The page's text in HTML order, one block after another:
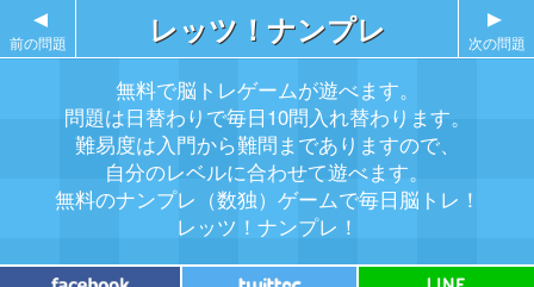
レッツ！ナンプレ
無料で脳トレゲームが遊べます。
問題は日替わりで毎日10問入れ替わります。
難易度は入門から難問までありますので、
自分のレベルに合わせて遊べます。
無料のナンプレ（数独）ゲームで毎日脳トレ！
レッツ！ナンプレ！
▲
前の問題
▲
次の問題